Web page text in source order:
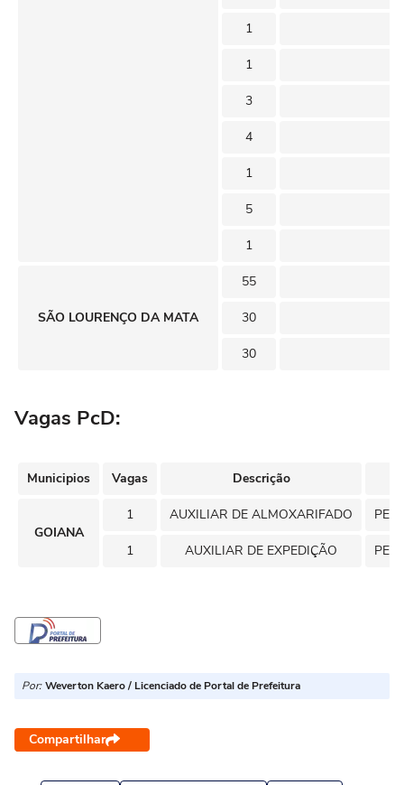
1
1
3
4
1
5
1
SÃO LOURENÇO DA MATA
55
30
30
Vagas PcD:
Municipios Vagas Descrição
GOIANA
1 AUXILIAR DE ALMOXARIFADO
1 AUXILIAR DE EXPEDIÇÃO
Por: Weverton Kaero / Licenciado de Portal de Prefeitura
Compartilhar